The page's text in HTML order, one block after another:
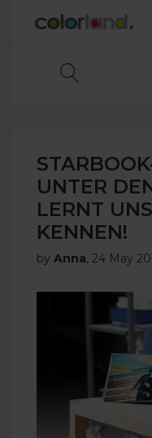
UNTER
LERNT
KENNEN!
by Anna, 24 May